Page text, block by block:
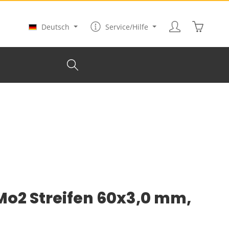
Deutsch Service/Hilfe
Streifen 60x3,0 mm,